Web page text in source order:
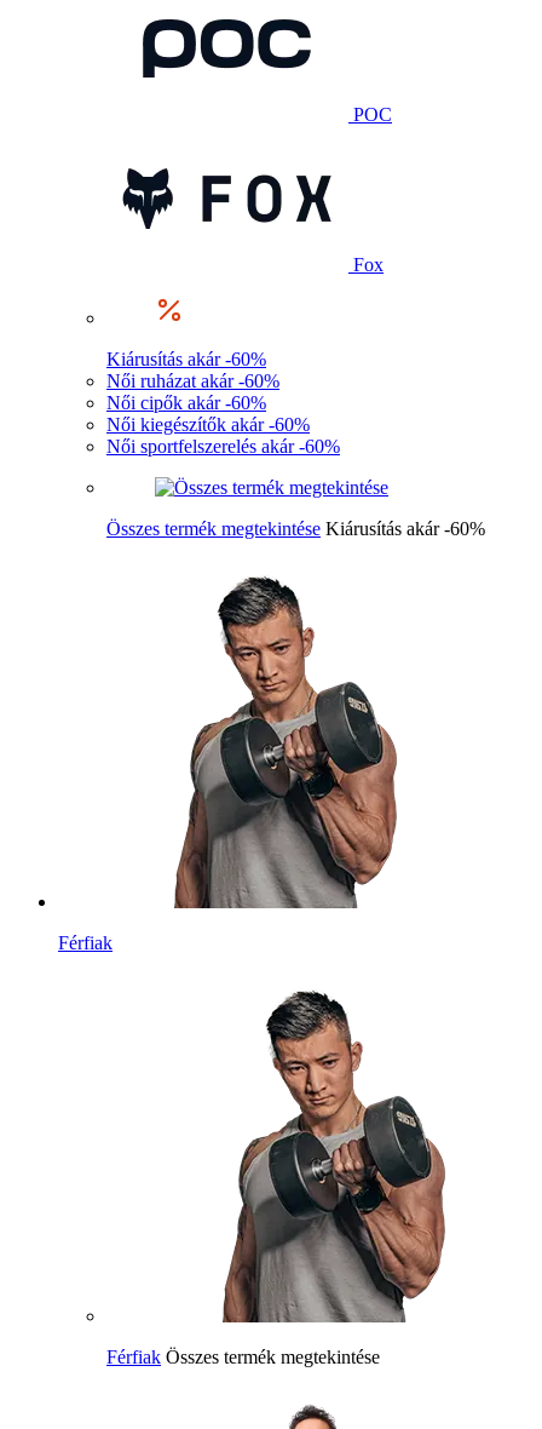
POC
Fox
Kiárusítás akár -60%
Női ruházat akár -60%
Női cipők akár -60%
Női kiegészítők akár -60%
Női sportfelszerelés akár -60%
Összes termék megtekintése Kiárusítás akár -60%
Férfiak
Férfiak Összes termék megtekintése